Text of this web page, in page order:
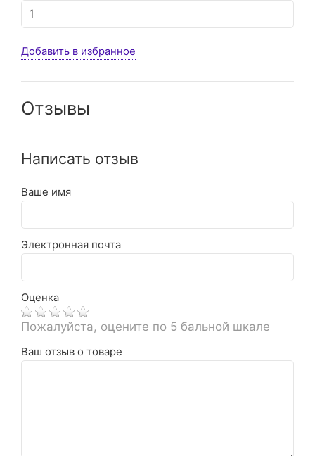
Добавить в избранное
Отзывы
Написать отзыв
Ваше имя
Электронная почта
Оценка
Пожалуйста, оцените по 5 бальной шкале
Ваш отзыв о товаре